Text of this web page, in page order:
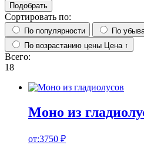
Подобрать
Сортировать по:
По популярности По
По возрастанию цены
Цена ↑
Всего:
18
Моно из
от:3750 ₽